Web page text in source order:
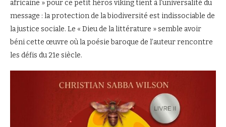
africaine » pour ce petit héros viking tient à l’universalité du
message : la protection de la biodiversité est indissociable de
la justice sociale. Le « Dieu de la littérature » semble avoir
béni cette œuvre où la poésie baroque de l’auteur rencontre
les défis du 21e siècle.